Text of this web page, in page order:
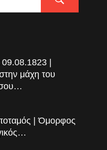
|
μάχη του
| Όμορφος